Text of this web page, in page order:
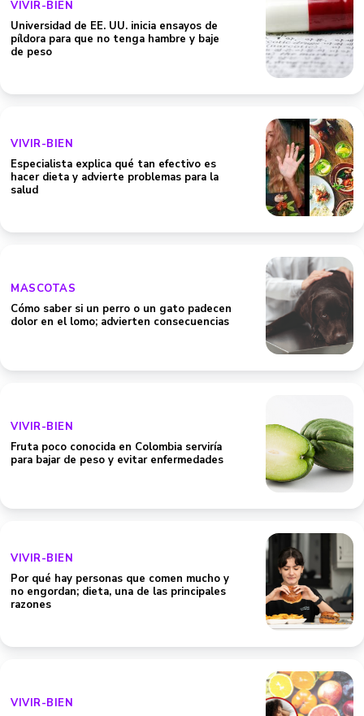
VIVIR-BIEN
Universidad de EE. UU. inicia ensayos de
píldora para que no tenga hambre y baje
de peso
VIVIR-BIEN
Especialista explica qué tan efectivo es
hacer dieta y advierte problemas para la
salud
MASCOTAS
Cómo saber si un perro o un gato padecen
dolor en el lomo; advierten consecuencias
VIVIR-BIEN
Fruta poco conocida en Colombia serviría
para bajar de peso y evitar enfermedades
VIVIR-BIEN
Por qué hay personas que comen mucho y
no engordan; dieta, una de las principales
razones
VIVIR-BIEN